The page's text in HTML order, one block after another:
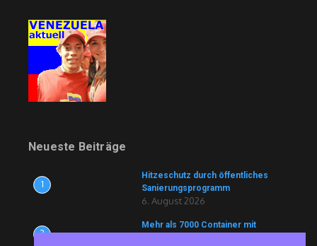
Neueste Beiträge
1
Hitzeschutz durch öffentliches
Sanierungsprogramm
6. August 2026
2
Mehr als 7000 Container mit